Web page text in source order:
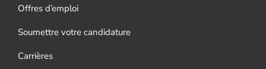
Offres d’emploi
Soumettre votre candidature
Carrières